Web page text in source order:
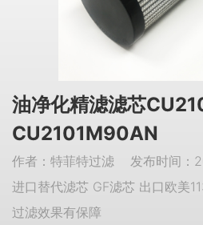
油净化精滤滤芯
CU2101M90AN
作者：特菲特过滤 发布时间：
进口替代滤芯 GF滤芯 出口欧美
过滤效果有保障